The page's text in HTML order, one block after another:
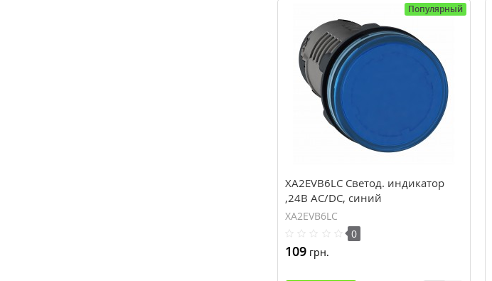
Популярный
XA2EVB6LC Светод. индикатор
,24В AC/DC, синий
XA2EVB6LC
0
109грн.